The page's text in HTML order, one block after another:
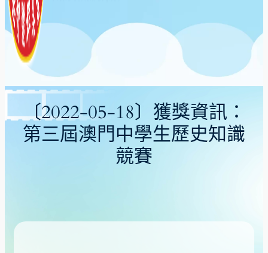
〔2022-05-18〕獲獎資訊：
第三屆澳門中學生歷史知識
競賽